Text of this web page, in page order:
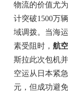
物流的价值尤
计突破1500万
域调拨。当海
素受阻时， 航
斯拉此次包机
空运从日本紧
元，但成功避